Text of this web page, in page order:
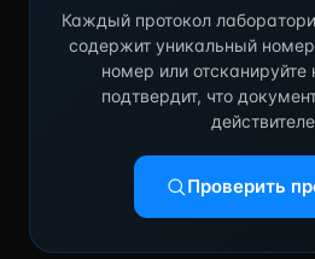
Каждый протокол
содержит уникальный
номер или
подтвердит, что
Проверить